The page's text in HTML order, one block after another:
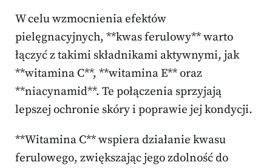
W celu wzmocnienia efektów
pielęgnacyjnych, **kwas ferulowy** warto
łączyć z takimi składnikami aktywnymi, jak
**witamina C**, **witamina E** oraz
**niacynamid**. Te połączenia sprzyjają
lepszej ochronie skóry i poprawie jej kondycji.
**Witamina C** wspiera działanie kwasu
ferulowego, zwiększając jego zdolność do